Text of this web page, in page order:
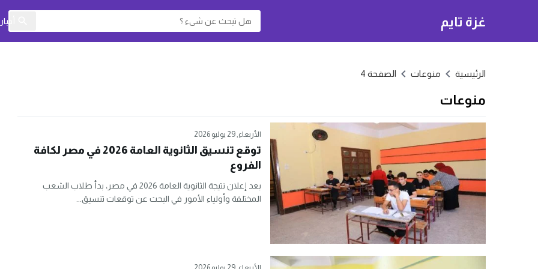
غزة تايم
الرئيسية منوعات الصفحة 4
منوعات
الأربعاء, 29 يوليو 2026
توقع تنسيق الثانوية العامة 2026 في مصر لكافة
الفروع
بعد إعلان نتيجة الثانوية العامة 2026 في مصر، بدأ طلاب الشعب
المختلفة وأولياء الأمور في البحث عن توقعات تنسيق...